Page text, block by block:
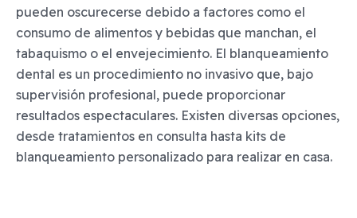
pueden oscurecerse debido a factores como el
consumo de alimentos y bebidas que manchan, el
tabaquismo o el envejecimiento. El blanqueamiento
dental es un procedimiento no invasivo que, bajo
supervisión profesional, puede proporcionar
resultados espectaculares. Existen diversas opciones,
desde tratamientos en consulta hasta kits de
blanqueamiento personalizado para realizar en casa.